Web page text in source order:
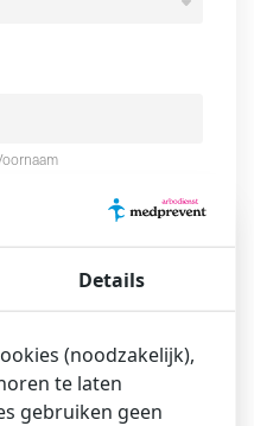
in waarmee je
Details
(noodzakelijk),
te laten
gebruiken geen